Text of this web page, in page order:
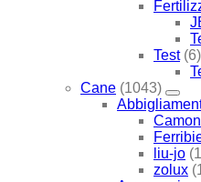
Test (6)
Cane (1043)
Camon
liu-jo
zolux